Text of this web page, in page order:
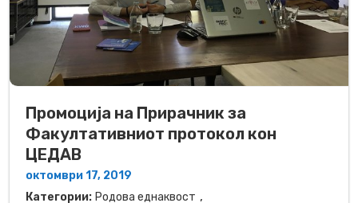
Промоција на Прирачник зa
Факултативниот протокол кон
ЦЕДАВ
октомври 17, 2019
Категории: Родова еднаквост ,